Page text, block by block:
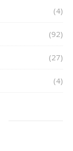
(4)
(92)
(27)
(4)